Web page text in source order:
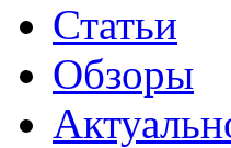
Статьи
Обзоры